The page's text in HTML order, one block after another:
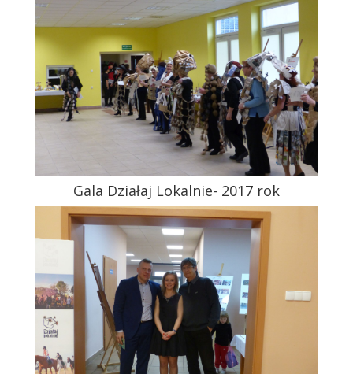
Gala Działaj Lokalnie- 2017 rok